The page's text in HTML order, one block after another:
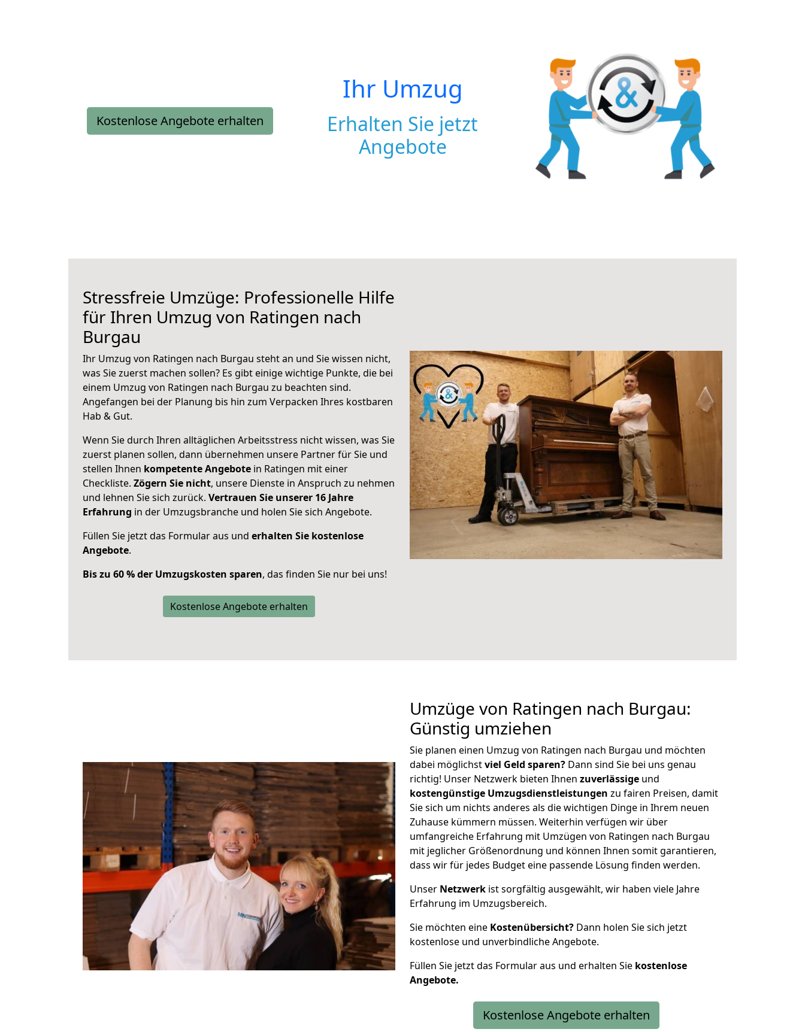
Kostenlose Angebote erhalten
Ihr Umzug
Erhalten Sie jetzt
Angebote
Stressfreie Umzüge: Professionelle Hilfe
für Ihren Umzug von Ratingen nach
Burgau
Ihr Umzug von Ratingen nach Burgau steht an und Sie wissen nicht,
was Sie zuerst machen sollen? Es gibt einige wichtige Punkte, die bei
einem Umzug von Ratingen nach Burgau zu beachten sind.
Angefangen bei der Planung bis hin zum Verpacken Ihres kostbaren
Hab & Gut.
Wenn Sie durch Ihren alltäglichen Arbeitsstress nicht wissen, was Sie
zuerst planen sollen, dann übernehmen unsere Partner für Sie und
stellen Ihnen kompetente Angebote in Ratingen mit einer
Checkliste. Zögern Sie nicht, unsere Dienste in Anspruch zu nehmen
und lehnen Sie sich zurück. Vertrauen Sie unserer 16 Jahre
Erfahrung in der Umzugsbranche und holen Sie sich Angebote.
Füllen Sie jetzt das Formular aus und erhalten Sie kostenlose
Angebote.
Bis zu 60 % der Umzugskosten sparen, das finden Sie nur bei uns!
Kostenlose Angebote erhalten
Umzüge von Ratingen nach Burgau:
Günstig umziehen
Sie planen einen Umzug von Ratingen nach Burgau und möchten
dabei möglichstviel Geld sparen? Dann sind Sie bei uns genau
richtig! Unser Netzwerk bieten Ihnen zuverlässige und
kostengünstige Umzugsdienstleistungen zu fairen Preisen, damit
Sie sich um nichts anderes als die wichtigen Dinge in Ihrem neuen
Zuhause kümmern müssen. Weiterhin verfügen wir über
umfangreiche Erfahrung mit Umzügen von Ratingen nach Burgau
mit jeglicher Größenordnung und können Ihnen somit garantieren,
dass wir für jedes Budget eine passende Lösung finden werden.
Unser Netzwerk ist sorgfältig ausgewählt, wir haben viele Jahre
Erfahrung im Umzugsbereich.
Sie möchten eine Kostenübersicht? Dann holen Sie sich jetzt
kostenlose und unverbindliche Angebote.
Füllen Sie jetzt das Formular aus und erhalten Sie kostenlose
Angebote.
Kostenlose Angebote erhalten